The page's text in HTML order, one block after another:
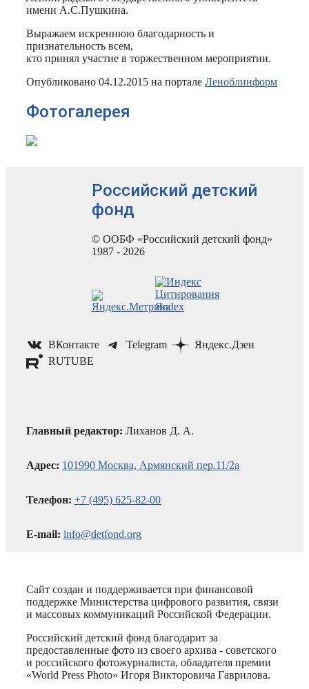
имени А.С.Пушкина.
Выражаем искреннюю благодарность и
признательность всем,
кто принял участие в торжественном мероприятии.
Опубликовано 04.12.2015 на портале Леноблинформ
Фотогалерея
Российский детский
фонд
© ООБФ «Российский детский фонд»
1987 - 2026
ВКонтакте Telegram
Яндекс.Дзен
RUTUBE
Главный редактор: Лиханов Д. А.
Адрес: 101990 Москва, Армянский пер.11/2а
Телефон: +7 (495) 625-82-00
E-mail: info@detfond.org
Сайт создан и поддерживается при финансовой
поддержке Министерства цифрового развития, связи
и массовых коммуникаций Российской Федерации.
Российский детский фонд благодарит за
предоставленные фото из своего архива - советского
и российского фотожурналиста, обладателя премии
«World Press Photo» Игоря Викторовича Гаврилова.